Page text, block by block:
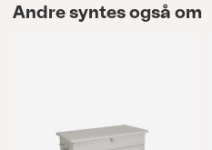
Andre syntes også om